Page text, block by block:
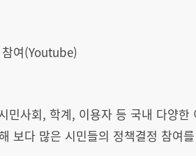
여(Youtube)
사회, 학계, 이용자 등 국내 다양한
보다 많은 시민들의 정책결정 참여